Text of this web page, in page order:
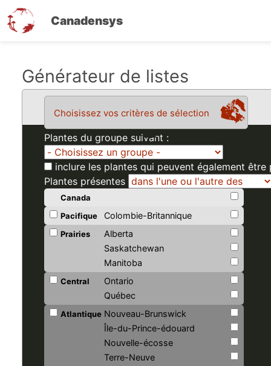
Canadensys
Générateur de listes
Choisissez vos critères de sélection
Plantes du groupe suivant :
inclure les plantes qui peuvent également
Plantes présentes
Canada
Pacifique
Colombie-Britannique
Prairies
Alberta
Saskatchewan
Manitoba
Central
Ontario
Québec
Atlantique Nouveau-Brunswick
Île-du-Prince-édouard
Nouvelle-écosse
Terre-Neuve